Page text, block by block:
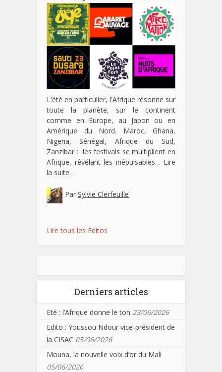
L'été en particulier, l'Afrique résonne sur
toute la planète, sur le continent
comme en Europe, au Japon ou en
Amérique du Nord. Maroc, Ghana,
Nigeria, Sénégal, Afrique du Sud,
Zanzibar : les festivals se multiplient en
Afrique, révélant les inépuisables… Lire
la suite…
Par Sylvie Clerfeuille
Lire tous les Editos
Derniers articles
Eté : l’Afrique donne le ton 23/06/2026
Edito : Youssou Ndour vice-président de
la CISAC 05/06/2026
Mouna, la nouvelle voix d’or du Mali
05/06/2026